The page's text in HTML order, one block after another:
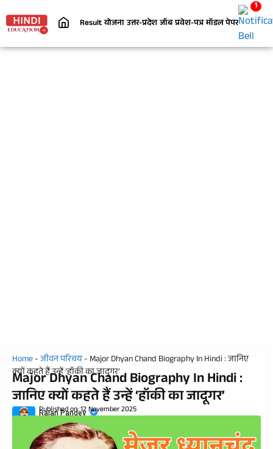
Result योजना उत्तर-प्रदेशजॉबप्रवेश-पत्रमॉडल पेपर निबंध
1
Home-जीवन परिचय- Major Dhyan Chand Biography In Hindi : जानिए
क्यों कहते हैं उन्हें ‘हॉकी का जादूगर’
Major Dhyan Chand Biography In Hindi :
जानिए क्यों कहते हैं उन्हें ‘हॉकी का जादूगर’
Rajan Pandey
Published on:12 November 2025